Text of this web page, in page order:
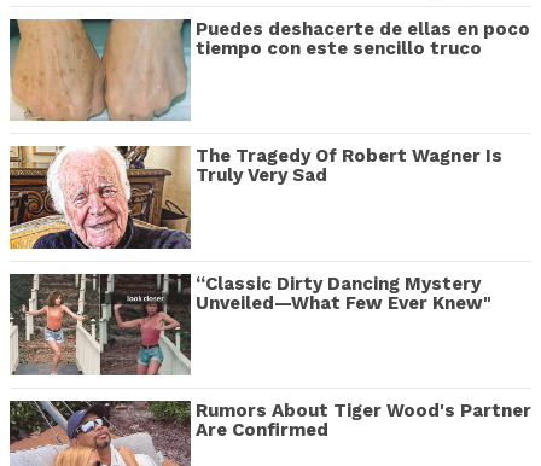
Puedes deshacerte de ellas en poco
tiempo con este sencillo truco
The Tragedy Of Robert Wagner Is
Truly Very Sad
“Classic Dirty Dancing Mystery
Unveiled—What Few Ever Knew"
Rumors About Tiger Wood's Partner
Are Confirmed